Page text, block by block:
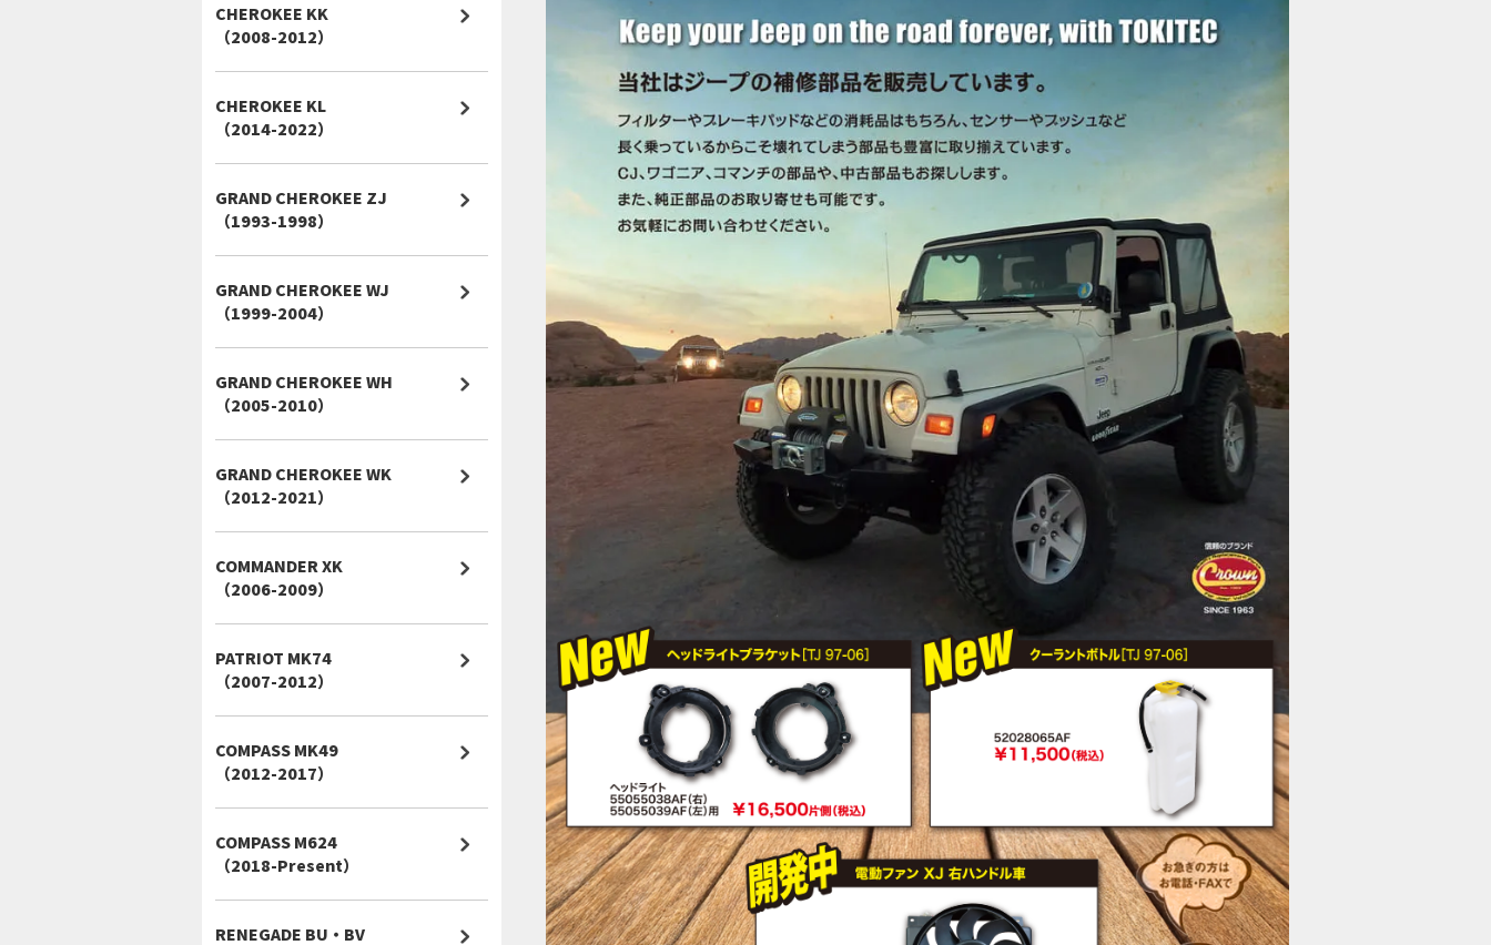
CHEROKEE KK
（2008-2012）
CHEROKEE KL
（2014-2022）
GRAND CHEROKEE ZJ
（1993-1998）
GRAND CHEROKEE WJ
（1999-2004）
GRAND CHEROKEE WH
（2005-2010）
GRAND CHEROKEE WK
（2012-2021）
COMMANDER XK
（2006-2009）
PATRIOT MK74
（2007-2012）
COMPASS MK49
（2012-2017）
COMPASS M624
（2018-Present）
RENEGADE BU・BV